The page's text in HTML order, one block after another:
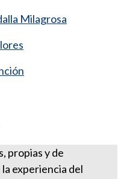
Milagrosa
MARIANAS
propias y de
experiencia del